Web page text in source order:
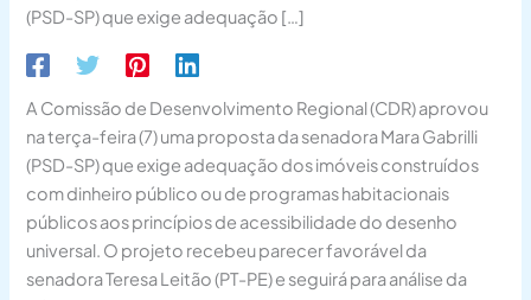
(PSD-SP) que exige adequação […]
A Comissão de Desenvolvimento Regional (CDR) aprovou
na terça-feira (7) uma proposta da senadora Mara Gabrilli
(PSD-SP) que exige adequação dos imóveis construídos
com dinheiro público ou de programas habitacionais
públicos aos princípios de acessibilidade do desenho
universal. O projeto recebeu parecer favorável da
senadora Teresa Leitão (PT-PE) e seguirá para análise da